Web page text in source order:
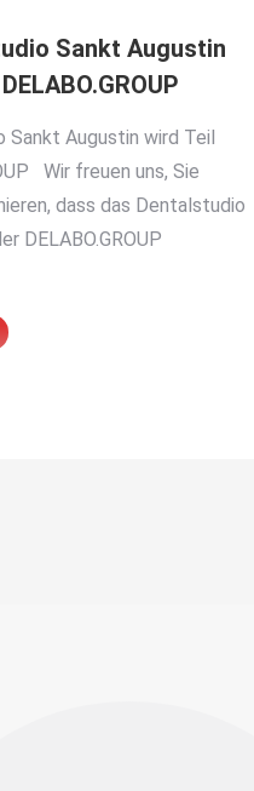
Sankt Augustin
Sankt Augustin wird Teil
Wir freuen uns, Sie
dass das Dentalstudio
DELABO.GROUP